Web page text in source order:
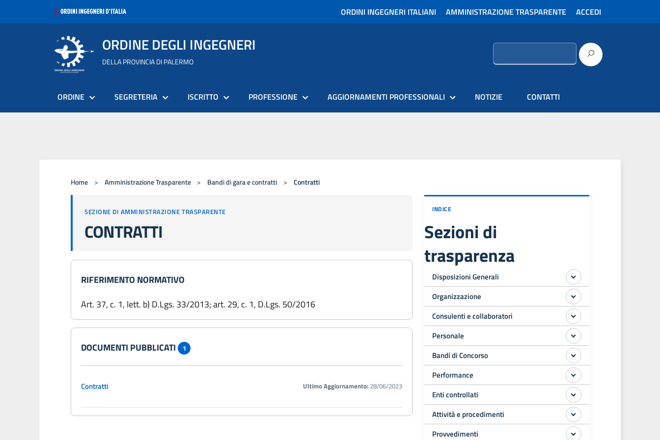
ORDINI INGEGNERI ITALIANI AMMINISTRAZIONE TRASPARENTE ACCEDI
ORDINE DEGLI INGEGNERI
DELLA PROVINCIA DI PALERMO
Ricerca
ORDINE SEGRETERIA ISCRITTO PROFESSIONE AGGIORNAMENTI PROFESSIONALI NOTIZIE CONTATTI
Home > Amministrazione Trasparente > Bandi di gara e contratti > Contratti
SEZIONE DI AMMINISTRAZIONE TRASPARENTE
CONTRATTI
RIFERIMENTO NORMATIVO
Art. 37, c. 1, lett. b) D.Lgs. 33/2013; art. 29, c. 1, D.Lgs. 50/2016
DOCUMENTI PUBBLICATI 1
Contratti Ultimo Aggiornamento: 28/06/2023
INDICE
Sezioni di
trasparenza
Disposizioni Generali
Organizzazione
Consulenti e collaboratori
Personale
Bandi di Concorso
Performance
Enti controllati
Attività e procedimenti
Provvedimenti